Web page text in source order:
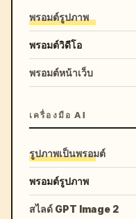
พรอมต์รูปภาพ
พรอมต์วิดีโอ
พรอมต์หน้าเว็บ
เครื่องมือ AI
รูปภาพเป็นพรอมต์
พรอมต์รูปภาพ
สไลด์ GPT Image 2